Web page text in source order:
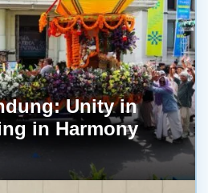
Unity in
in Harmony